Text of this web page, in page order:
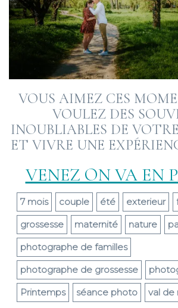
VOUS AIMEZ CES
VOULEZ DES
INOUBLIABLES DE VOTRE
ET VIVRE UNE
VENEZ ON VA EN
7 mois couple été exterieur
grossesse
maternité nature
photographe de familles
photographe de grossesse
Printemps
séance photo val de